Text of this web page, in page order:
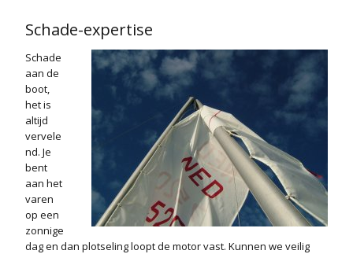
Schade-expertise
Schade
aan de
boot,
het is
altijd
vervele
nd. Je
bent
aan het
varen
op een
zonnige
dag en dan plotseling loopt de motor vast. Kunnen we veilig